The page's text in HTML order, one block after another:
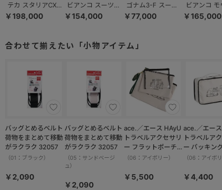
テカ スタリアCXR
アルミナム 日本製
￥198,000
ビアンコ スーツケ
ース アルミ フレ
み 30L 93141
￥154,000
ゴナム3-F スーツ
ケース アルミニウ
機内持ち込み対応
05501
￥77,000
ビアンコ モ
ツァ スーツ
￥165,000
合わせて揃えたい「小物アイテム」
バッグとめるベルト
荷物をまとめて移動
がラクラク 32057
（01：ブラック）
￥2,090
バッグとめるベルト
荷物をまとめて移動
がラクラク 32057
（05：サンドベージ
ュ）
￥2,090
ace.／エース HAyU
トラベルアクセサリ
ー フラットポーチセ
ット 17825
（06：アイボリー）
￥5,500
ace.／エース
トラベルア
ー パッキン
M 17822
（06：アイボ
￥4,400